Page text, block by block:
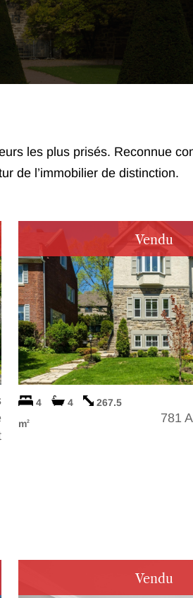
les plus prisés. Reconnue
de l’immobilier de distinction.
4 4
267.5
m2
781
Vendu
Vendu